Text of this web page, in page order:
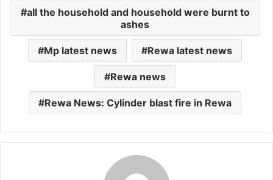
all the household and household were burnt to
ashes
Mp latest news Rewa latest news
Rewa news
Rewa News: Cylinder blast fire in Rewa